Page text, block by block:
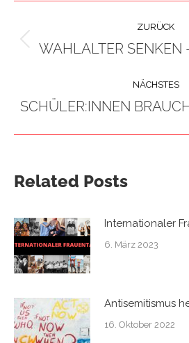
ZURÜCK
WAHLALTER SENKEN
NÄCHSTES
SCHÜLER:INNEN
Related Posts
Internationaler
6. März 2023
Antisemitismus
16. Oktober 2022